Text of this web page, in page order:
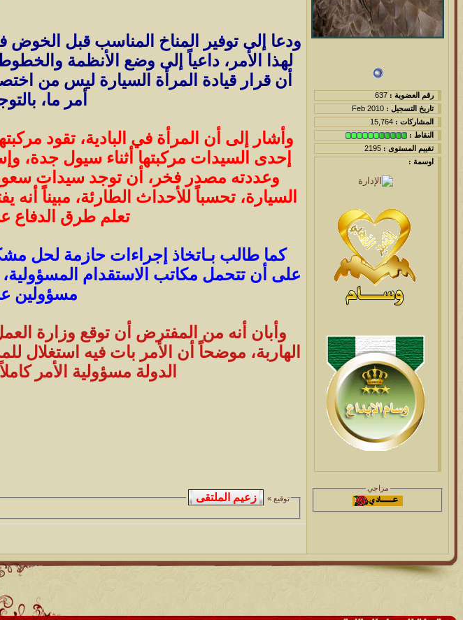
رقم العضوية : 637
تاريخ التسجيل : Feb 2010
المشاركات : 15,764
النقاط :
تقييم المستوى : 2195
اوسمة :
مزاجي
ودعا إلى توفير المناخ المناسب قبل الخوض
لهذا الأمر، داعياً إلى وضع الأنظمة
أن قرار قيادة المرأة السيارة ليس
أمر ما،
وأشار إلى أن المرأة في البادية، تقود
إحدى السيدات مركبتها أثناء سيول جدة،
وعددته مصدر فخر، أن توجد سيدات
السيارة، تحسباً للأحداث الطارئة، مبيناً
تعلم طرق الدفاع
كما طالب بـاتخاذ إجراءات حازمة لحل
على أن تتحمل مكاتب الاستقدام المسؤولية،
مسؤولين
وأبان أنه من المفترض أن توقع وزارة
الهاربة، موضحاً أن الأمر بات فيه استغلال
الدولة مسؤولية الأمر
توقيع »